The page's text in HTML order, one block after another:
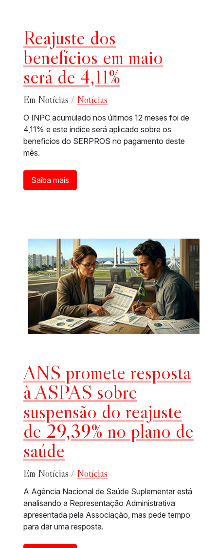
Reajuste dos
benefícios em maio
será de 4,11%
Em Notícias / Notícias
O INPC acumulado nos últimos 12 meses foi de
4,11% e este índice será aplicado sobre os
benefícios do SERPROS no pagamento deste
mês.
Saiba mais
ANS promete resposta
à ASPAS sobre
suspensão do reajuste
de 29,39% no plano de
saúde
Em Notícias / Notícias
A Agência Nacional de Saúde Suplementar está
analisando a Representação Administrativa
apresentada pela Associação, mas pede tempo
para dar uma resposta.